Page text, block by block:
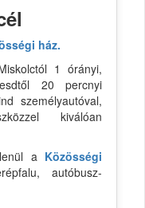
ház.
1 órányi,
20 percnyi
személyautóval,
kiválóan
a Közösségi
autóbusz-